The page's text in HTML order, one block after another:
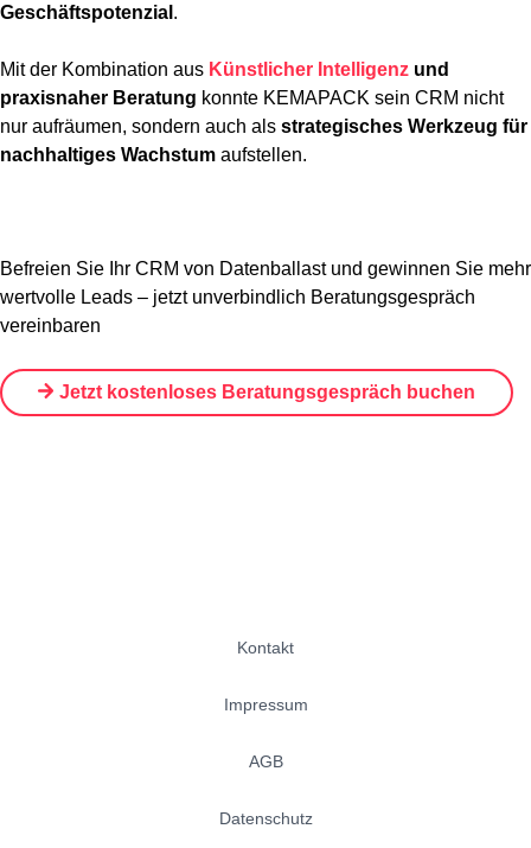
Geschäftspotenzial .
Mit der Kombination aus Künstlicher Intelligenz und
praxisnaher Beratung konnte KEMAPACK sein CRM nicht
nur aufräumen, sondern auch als strategisches Werkzeug für
nachhaltiges Wachstum aufstellen.
Befreien Sie Ihr CRM von Datenballast und gewinnen Sie mehr
wertvolle Leads – jetzt unverbindlich Beratungsgespräch
vereinbaren
Jetzt kostenloses Beratungsgespräch buchen
Kontakt
Impressum
AGB
Datenschutz